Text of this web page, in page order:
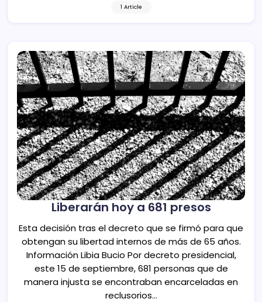
1 Article
Liberarán hoy a 681 presos
Esta decisión tras el decreto que se firmó para que
obtengan su libertad internos de más de 65 años.
Información Libia Bucio Por decreto presidencial,
este 15 de septiembre, 681 personas que de
manera injusta se encontraban encarceladas en
reclusorios…